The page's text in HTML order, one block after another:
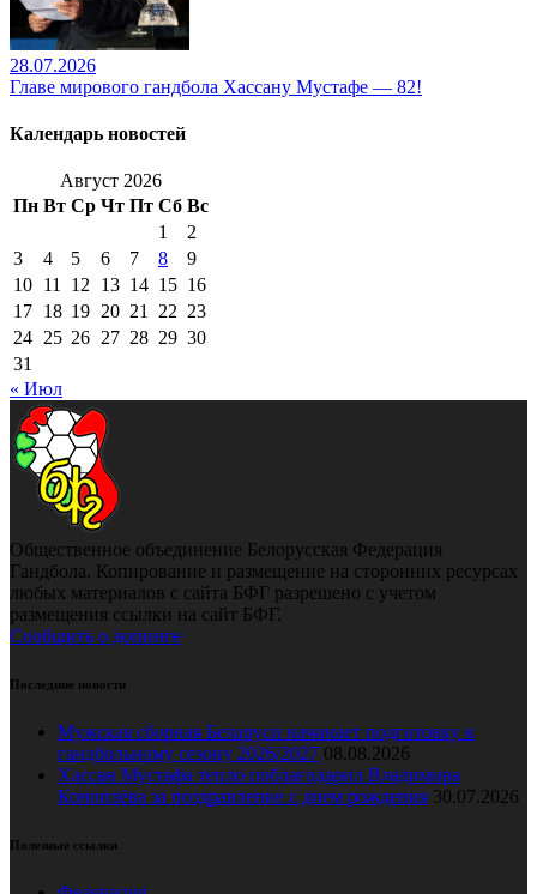
28.07.2026
Главе мирового гандбола Хассану Мустафе — 82!
Календарь новостей
Август 2026
Пн Вт Ср Чт Пт Сб Вс
1
2
3
4 5 6 7 8
9
10 11 12 13 14 15 16
17 18 19 20 21 22 23
24 25 26 27 28 29 30
31
« Июл
Общественное объединение Белорусская Федерация
Гандбола. Копирование и размещение на сторонних ресурсах
любых материалов с сайта БФГ разрешено с учетом
размещения ссылки на сайт БФГ.
Сообщить о допинге
Последние новости
Мужская сборная Беларуси начинает подготовку к
гандбольному сезону 2026/2027 08.08.2026
Хассан Мустафа тепло поблагодарил Владимира
Коноплёва за поздравление с днем рождения 30.07.2026
Полезные ссылки